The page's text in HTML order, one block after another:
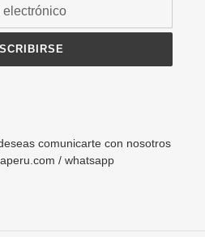
comunicarte con nosotros
/ whatsapp